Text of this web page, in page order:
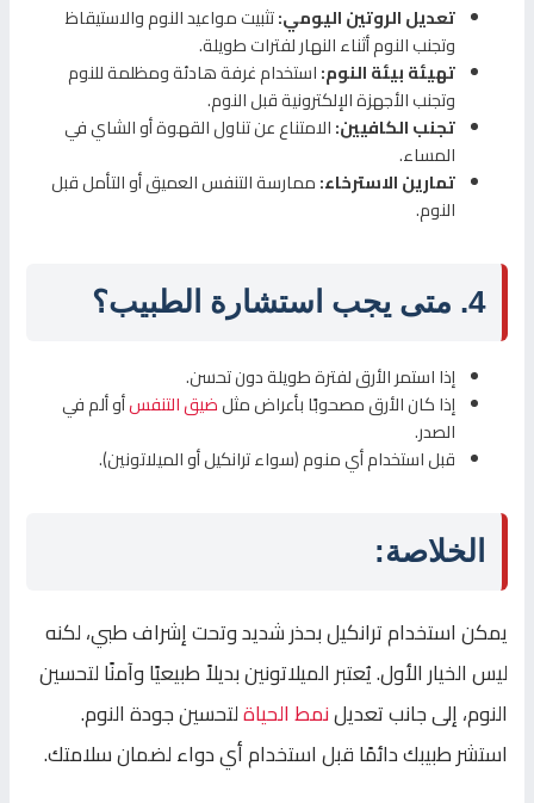
تعديل الروتين اليومي:تثبيت مواعيد النوم والاستيقاظ
وتجنب النوم أثناء النهار لفترات طويلة.
تهيئة بيئة النوم:استخدام غرفة هادئة ومظلمة للنوم
وتجنب الأجهزة الإلكترونية قبل النوم.
تجنب الكافيين:الامتناع عن تناول القهوة أو الشاي في
المساء.
تمارين الاسترخاء:ممارسة التنفس العميق أو التأمل قبل
النوم.
4. متى يجب استشارة الطبيب؟
إذا استمر الأرق لفترة طويلة دون تحسن.
إذا كان الأرق مصحوبًا بأعراض مثلضيق التنفسأو ألم في
الصدر.
قبل استخدام أي منوم (سواء ترانكيل أو الميلاتونين).
الخلاصة:
يمكن استخدام ترانكيل بحذر شديد وتحت إشراف طبي، لكنه
ليس الخيار الأول. يُعتبر الميلاتونين بديلاً طبيعيًا وآمنًا لتحسين
النوم، إلى جانب تعديلنمط الحياةلتحسين جودة النوم.
استشر طبيبك دائمًا قبل استخدام أي دواء لضمان سلامتك.